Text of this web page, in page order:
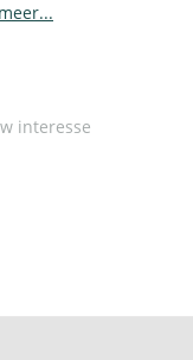
meer...
interesse